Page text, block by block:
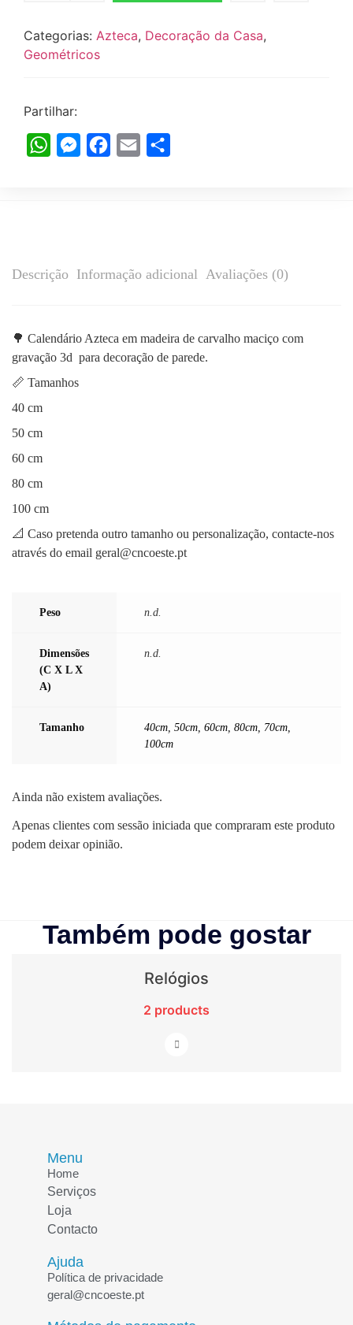
Categorias: Azteca, Decoração da Casa,
Geométricos
Partilhar:
WhatsAppMessengerFacebook
Email
Descrição Informação adicional Avaliações (0)
🌳 Calendário Azteca em madeira de carvalho maciço com
gravação 3d para decoração de parede.
📏 Tamanhos
40 cm
50 cm
60 cm
80 cm
100 cm
📐 Caso pretenda outro tamanho ou personalização, contacte-nos
através do email geral@cncoeste.pt
Peso n.d.
Dimensões
(C X L X
A)
n.d.
Tamanho 40cm 50cm 60cm 80cm 70cm
100cm
Ainda não existem avaliações.
Apenas clientes com sessão iniciada que compraram este produto
podem deixar opinião.
Também pode gostar
Relógios
2 products
Menu
Home
Serviços
Loja
Contacto
Ajuda
Política de privacidade
geral@cncoeste.pt